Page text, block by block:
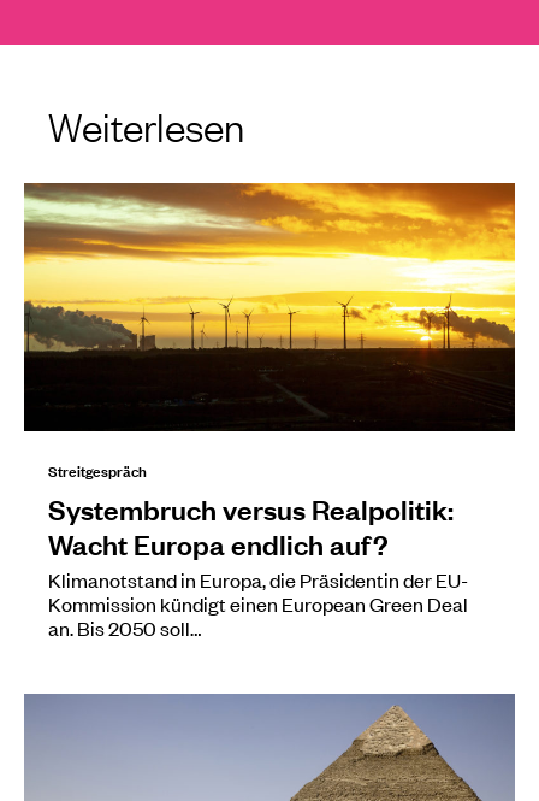
Weiterlesen
Streitgespräch
Systembruch versus Realpolitik:
Wacht Europa endlich auf?
Klimanotstand in Europa, die Präsidentin der EU-
Kommission kündigt einen European Green Deal
an. Bis 2050 soll…